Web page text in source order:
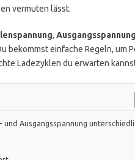
vermuten lässt.
, Ausgangsspannung
bekommst einfache Regeln, um
Ladezyklen du erwarten
Ausgangsspannung